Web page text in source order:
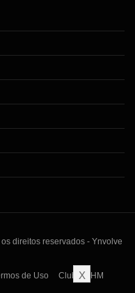
direitos reservados - Ynvolve
de Uso
Clube MHM
X